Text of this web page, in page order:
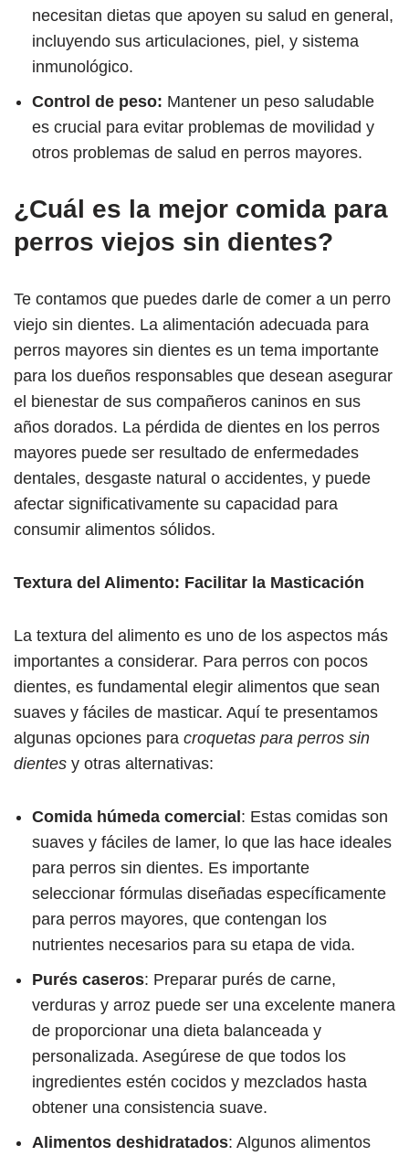
necesitan dietas que apoyen su salud en general,
incluyendo sus articulaciones, piel, y sistema
inmunológico.
Control de peso: Mantener un peso saludable
es crucial para evitar problemas de movilidad y
otros problemas de salud en perros mayores.
¿Cuál es la mejor comida para
perros viejos sin dientes?
Te contamos que puedes darle de comer a un perro
viejo sin dientes. La alimentación adecuada para
perros mayores sin dientes es un tema importante
para los dueños responsables que desean asegurar
el bienestar de sus compañeros caninos en sus
años dorados. La pérdida de dientes en los perros
mayores puede ser resultado de enfermedades
dentales, desgaste natural o accidentes, y puede
afectar significativamente su capacidad para
consumir alimentos sólidos.
Textura del Alimento: Facilitar la Masticación
La textura del alimento es uno de los aspectos más
importantes a considerar. Para perros con pocos
dientes, es fundamental elegir alimentos que sean
suaves y fáciles de masticar. Aquí te presentamos
algunas opciones para croquetas para perros sin
dientes y otras alternativas:
Comida húmeda comercial: Estas comidas son
suaves y fáciles de lamer, lo que las hace ideales
para perros sin dientes. Es importante
seleccionar fórmulas diseñadas específicamente
para perros mayores, que contengan los
nutrientes necesarios para su etapa de vida.
Purés caseros: Preparar purés de carne,
verduras y arroz puede ser una excelente manera
de proporcionar una dieta balanceada y
personalizada. Asegúrese de que todos los
ingredientes estén cocidos y mezclados hasta
obtener una consistencia suave.
Alimentos deshidratados: Algunos alimentos